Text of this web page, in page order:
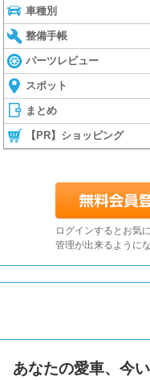
車種別
整備手帳
パーツレビュー
スポット
まとめ
【PR】ショッピング
ログインするとお気
管理が出来るように
あなたの愛車、今